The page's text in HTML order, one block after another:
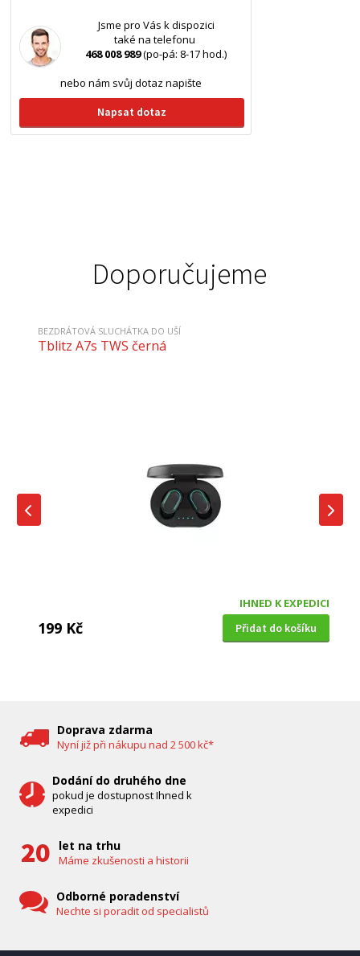
Jsme pro Vás k dispozici
také na telefonu
468 008 989(po-pá: 8-17 hod.)
nebo nám svůj dotaz napište
Napsat dotaz
Doporučujeme
BEZDRÁTOVÁ SLUCHÁTKA DO UŠÍ
Tblitz A7s TWS černá
IHNED K EXPEDICI
199 Kč Přidat do košíku
Doprava zdarma
Nyní již při nákupu nad 2 500 kč*
Dodání do druhého dne
pokud je dostupnost Ihned k
expedici
let na trhu
Máme zkušenosti a historii
Odborné poradenství
Nechte si poradit od specialistů